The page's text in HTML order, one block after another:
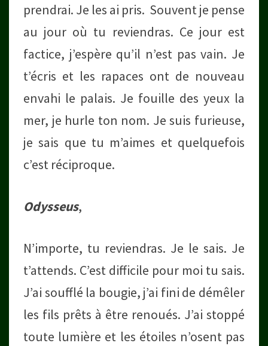
prendrai. Je les ai pris. Souvent je pense
au jour où tu reviendras. Ce jour est
factice, j’espère qu’il n’est pas vain. Je
t’écris et les rapaces ont de nouveau
envahi le palais. Je fouille des yeux la
mer, je hurle ton nom. Je suis furieuse,
je sais que tu m’aimes et quelquefois
c’est réciproque.
Odysseus,
N’importe, tu reviendras. Je le sais. Je
t’attends. C’est difficile pour moi tu sais.
J’ai soufflé la bougie, j’ai fini de démêler
les fils prêts à être renoués. J’ai stoppé
toute lumière et les étoiles n’osent pas